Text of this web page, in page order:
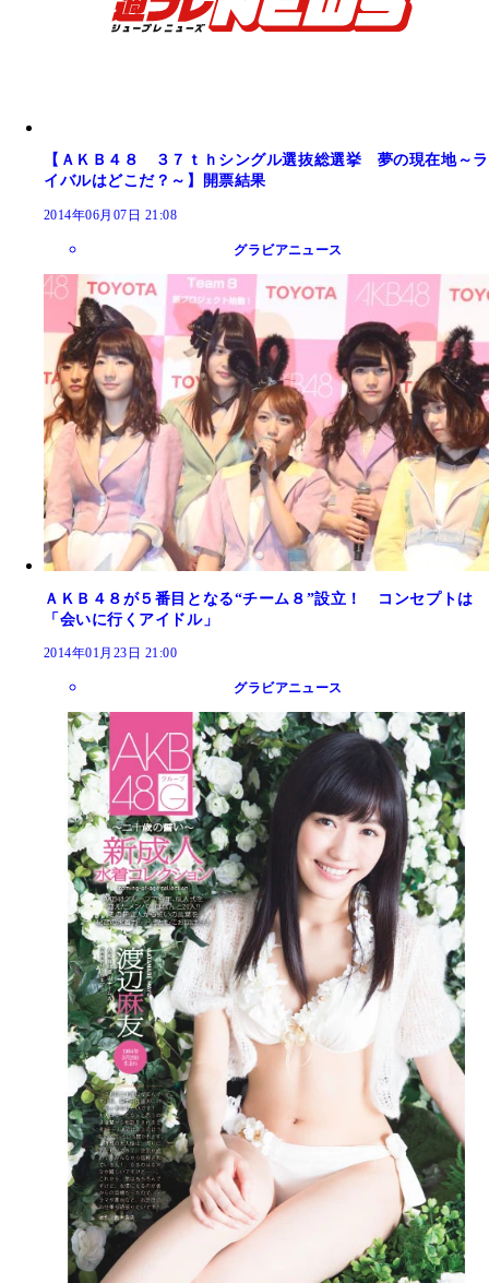
【ＡＫＢ４８ ３７ｔｈシングル選抜総選挙 夢の現在地～ラ
イバルはどこだ？～】開票結果
2014年06月07日 21:08
グラビアニュース
ＡＫＢ４８が５番目となる“チーム８”設立！ コンセプトは
「会いに行くアイドル」
2014年01月23日 21:00
グラビアニュース